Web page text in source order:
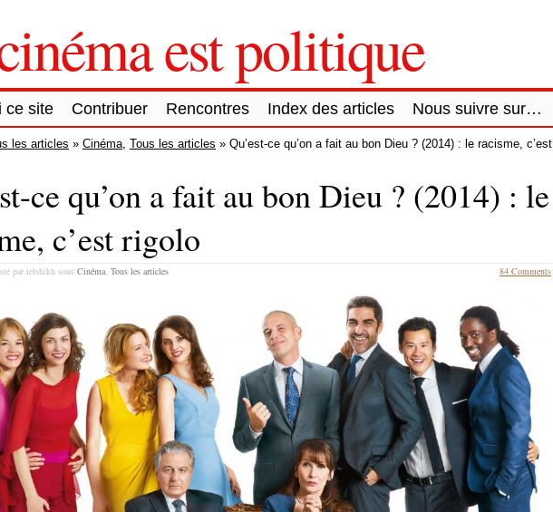
est politique
ce site Contribuer Rencontres Index des articles Nous suivre sur…
les articles » Cinéma Tous les articles » Qu’est-ce qu’on a fait au bon Dieu ? (2014) : le racisme, c’est
ce qu’on a fait au bon Dieu ? (2014) : le
c’est rigolo
par ielshikh sous Cinéma Tous les articles 84 Comments